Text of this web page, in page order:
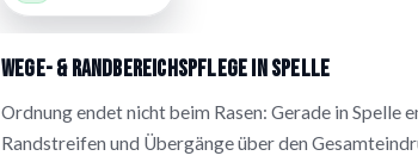
Wege- & Randbereichspflege in Spelle
Ordnung endet nicht beim Rasen: Gerade in Spelle
Randstreifen und Übergänge über den